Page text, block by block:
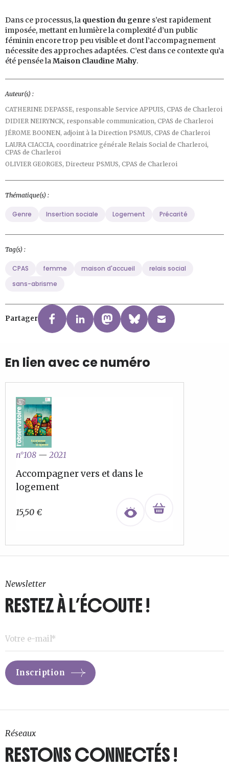
Dans ce processus, la question du genre s’est rapidement
imposée, mettant en lumière la complexité d’un public
féminin encore trop peu visible et dont l’accompagnement
nécessite des approches adaptées. C’est dans ce contexte qu’a
été pensée laMaison Claudine Mahy.
Auteur(s) :
CATHERINE DEPASSE, responsable Service APPUIS, CPAS de Charleroi
DIDIER NEIRYNCK, responsable communication, CPAS de Charleroi
JÉROME BOONEN, adjoint à la Direction PSMUS, CPAS de Charleroi
LAURA CIACCIA, coordinatrice générale Relais Social de Charleroi,
CPAS de Charleroi
OLIVIER GEORGES, Directeur PSMUS, CPAS de Charleroi
Thématique(s) :
Genre Insertion sociale Logement Précarité
Tag(s) :
CPAS femme maison d'accueil
relais social
sans-abrisme
Partager
En lien avec ce numéro
n°108 — 2021
Accompagner vers et dans le
logement
15,50 €
Newsletter
RESTEZ À L’ÉCOUTE !
Réseaux
RESTONS CONNECTÉS !